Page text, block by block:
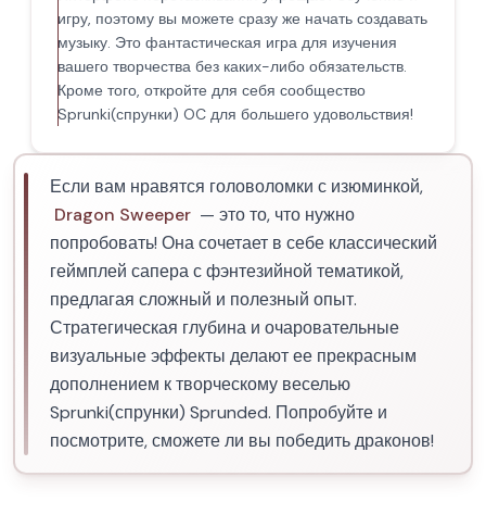
игру, поэтому вы можете сразу же начать создавать
музыку. Это фантастическая игра для изучения
вашего творчества без каких-либо обязательств.
Кроме того, откройте для себя сообщество
Sprunki(спрунки) OC для большего удовольствия!
Если вам нравятся головоломки с изюминкой,
Dragon Sweeper — это то, что нужно
попробовать! Она сочетает в себе классический
геймплей сапера с фэнтезийной тематикой,
предлагая сложный и полезный опыт.
Стратегическая глубина и очаровательные
визуальные эффекты делают ее прекрасным
дополнением к творческому веселью
Sprunki(спрунки) Sprunded. Попробуйте и
посмотрите, сможете ли вы победить драконов!